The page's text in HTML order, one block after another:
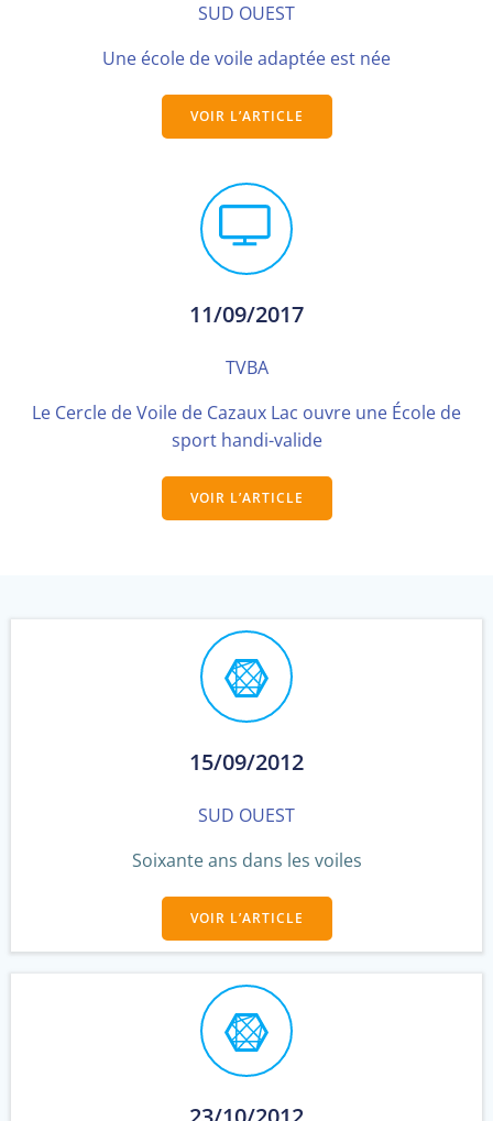
SUD OUEST
Une école de voile adaptée est née
VOIR L’ARTICLE
11/09/2017
TVBA
Le Cercle de Voile de Cazaux Lac ouvre une École de
sport handi-valide
VOIR L’ARTICLE
15/09/2012
SUD OUEST
Soixante ans dans les voiles
VOIR L’ARTICLE